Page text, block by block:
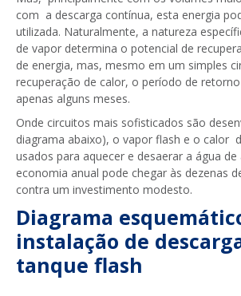
com a descarga contínua, esta energia
utilizada. Naturalmente, a natureza
de vapor determina o potencial de
de energia, mas, mesmo em um simples
recuperação de calor, o período de
apenas alguns meses.
Onde circuitos mais sofisticados são
diagrama abaixo), o vapor flash e o calor
usados para aquecer e desaerar a água
economia anual pode chegar às dezenas
contra um investimento modesto.
Diagrama
instalação de
tanque flash